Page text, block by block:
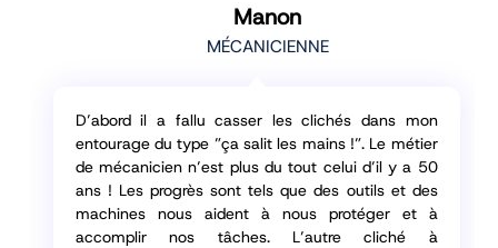
D’abord il a fallu casser les clichés dans mon
entourage du type ”ça salit les mains !”. Le métier
de mécanicien n’est plus du tout celui d’il y a 50
ans ! Les progrès sont tels que des outils et des
machines nous aident à nous protéger et à
accomplir nos tâches. L’autre cliché à
Manon
MÉCANICIENNE